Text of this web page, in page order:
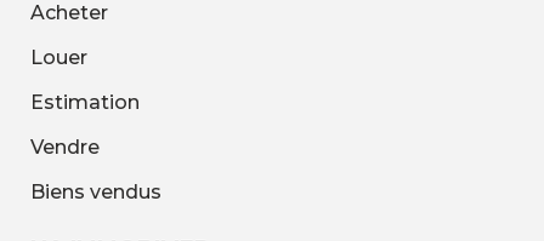
Acheter
Louer
Estimation
Vendre
Biens vendus